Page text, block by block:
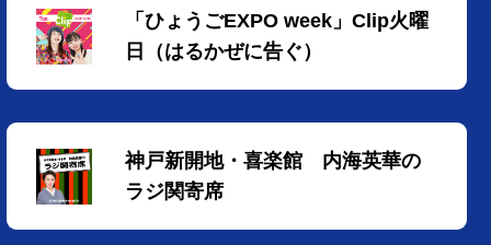
「ひょうごEXPO week」Clip火曜
日（はるかぜに告ぐ）
神戸新開地・喜楽館 内海英華の
ラジ関寄席